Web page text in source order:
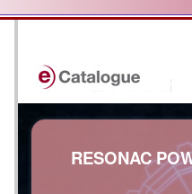
RESONAC